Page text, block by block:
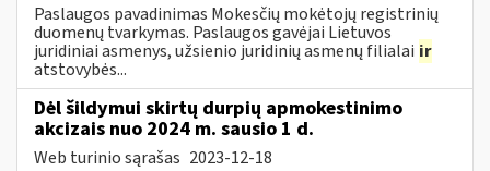
Paslaugos pavadinimas Mokesčių mokėtojų registrinių
duomenų tvarkymas. Paslaugos gavėjai Lietuvos
juridiniai asmenys, užsienio juridinių asmenų filialai ir
atstovybės...
Dėl šildymui skirtų durpių apmokestinimo
akcizais nuo 2024 m. sausio 1 d.
Web turinio sąrašas 2023-12-18